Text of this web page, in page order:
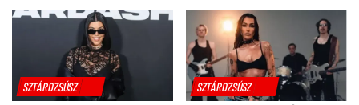
SZTÁRDZSÚSZ SZTÁRDZSÚSZ